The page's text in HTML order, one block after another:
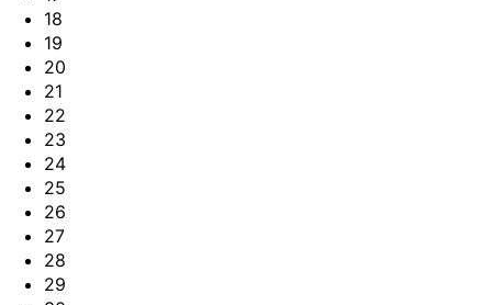
18
19
20
21
22
23
24
25
26
27
28
29